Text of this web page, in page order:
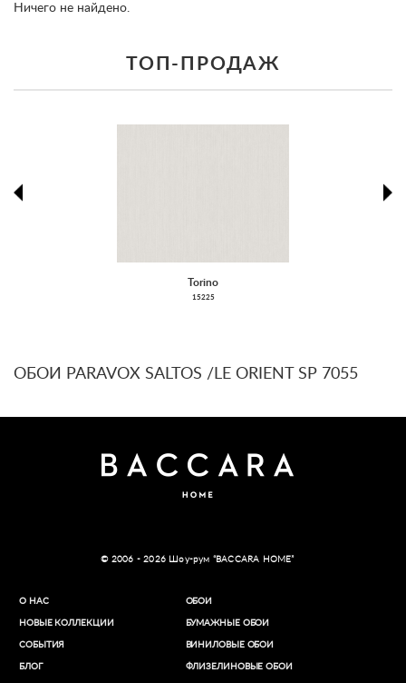
Ничего не найдено.
ТОП-ПРОДАЖ
Torino
15225
ОБОИ PARAVOX SALTOS /LE ORIENT SP 7055
© 2006 - 2026 Шоу-рум “BACCARA HOME”
О НАС
НОВЫЕ КОЛЛЕКЦИИ
СОБЫТИЯ
БЛОГ
ОБОИ
БУМАЖНЫЕ ОБОИ
ВИНИЛОВЫЕ ОБОИ​
ФЛИЗЕЛИНОВЫЕ ОБОИ